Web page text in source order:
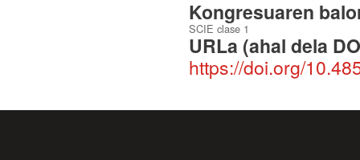
Kongresuaren
SCIE clase 1
URLa (ahal dela
https://doi.org/